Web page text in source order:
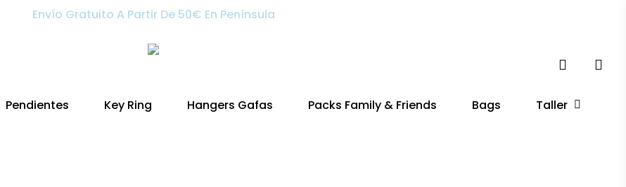
Envío Gratuito A Partir De 50€ En Península
Pendientes Key Ring Hangers Gafas Packs Family & Friends Bags Taller